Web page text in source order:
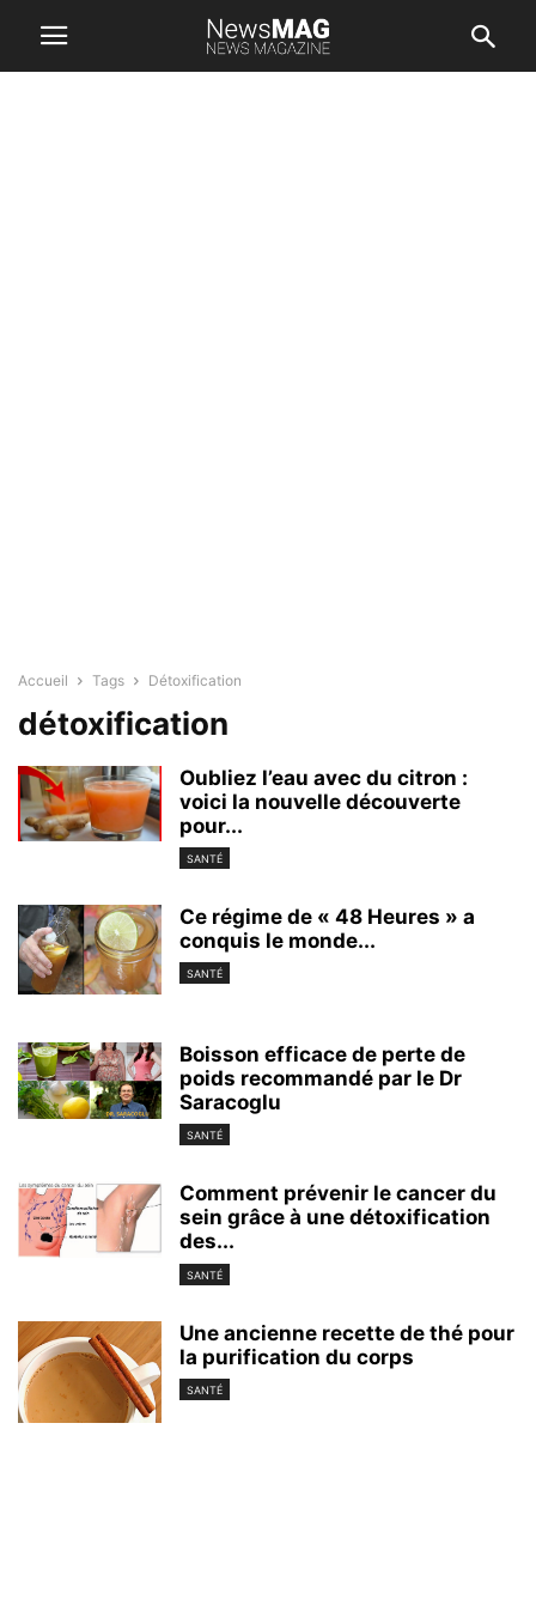
Accueil Tags Détoxification
détoxification
Oubliez l’eau avec du citron :
voici la nouvelle découverte
pour...
SANTÉ
Ce régime de « 48 Heures » a
conquis le monde...
SANTÉ
Boisson efficace de perte de
poids recommandé par le Dr
Saracoglu
SANTÉ
Comment prévenir le cancer du
sein grâce à une détoxification
des...
SANTÉ
Une ancienne recette de thé pour
la purification du corps
SANTÉ